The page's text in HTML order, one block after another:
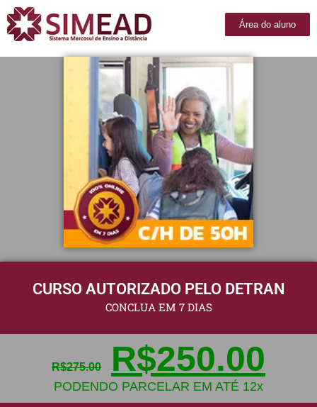
Área do aluno
CURSO AUTORIZADO PELO DETRAN
CONCLUA EM 7 DIAS
R$275.00 R$250.00
PODENDO PARCELAR EM ATÉ 12x